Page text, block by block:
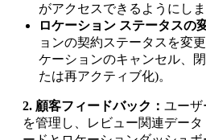
がアクセスできるようにしま
ロケーション ステータスの
ョンの契約ステータスを変
ケーションのキャンセル、
たは再アクティブ化)。
2. 顧客フィードバック： ユーザ
を管理し、レビュー関連デー